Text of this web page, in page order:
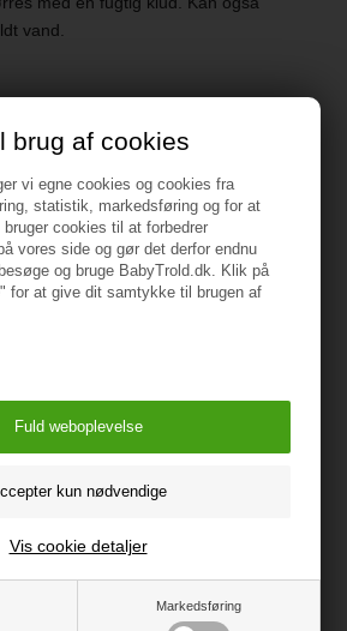
brug af cookies
vi egne cookies og cookies fra
statistik, markedsføring og for at
cookies til at forbedrer
vores side og gør det derfor endnu
og bruge BabyTrold.dk. Klik på
for at give dit samtykke til brugen af
Markedsføring
Vis cookie detaljer
vand.
nylon
dit barns ansigt